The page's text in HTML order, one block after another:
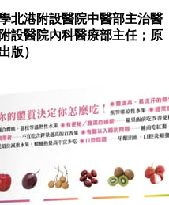
北港附設醫院中醫部主治醫
設醫院內科醫療部主任；原
版）